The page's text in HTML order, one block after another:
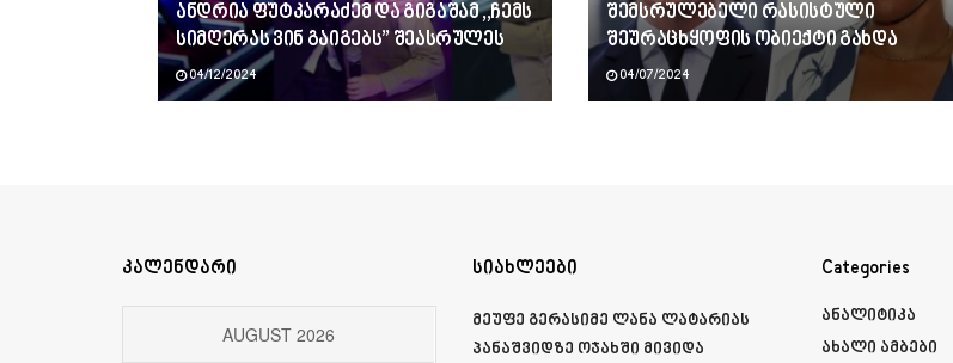
ანდრია ფუტკარაძემ და გიგაშამ ,,ჩემს
სიმღერას ვინ გაიგებს” შეასრულეს
04/12/2024
შემსრულებელი რასისტული
შეურაცხყოფის ობიექტი გახდა
04/07/2024
კალენდარი
AUGUST 2026
სიახლეები
მეუფე გერასიმე ლანა ლატარიას
პანაშვიდზე ოჯახში მივიდა
Categories
Ანალიტიკა
Ახალი Ამბები